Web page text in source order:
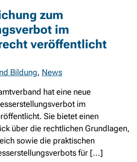
zum
im
veröffentlicht
Bildung, News
hat eine neue
im
Sie bietet einen
über die rechtlichen Grundlagen,
sowie die praktischen
für [...]